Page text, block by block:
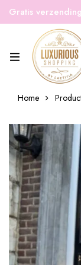
Gratis
winkel | Snelle
Home